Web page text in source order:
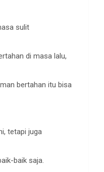
sulit
di masa lalu,
bertahan itu bisa
tetapi juga
baik saja.